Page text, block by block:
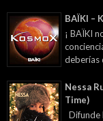
BAÏKI –
¡ BAÏKI
deberías
Nessa
Time)
Difunde